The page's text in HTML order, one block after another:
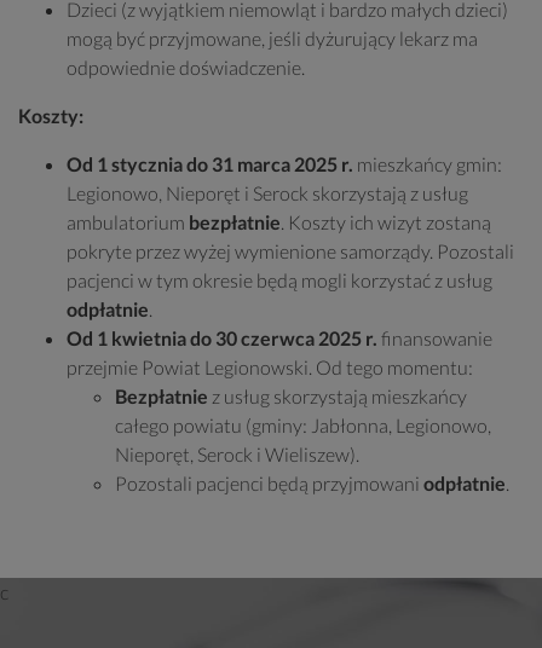
Dzieci (z wyjątkiem niemowląt i bardzo małych dzieci)
mogą być przyjmowane, jeśli dyżurujący lekarz ma
odpowiednie doświadczenie.
Koszty:
Od 1 stycznia do 31 marca 2025 r. mieszkańcy gmin:
Legionowo, Nieporęt i Serock skorzystają z usług
ambulatorium bezpłatnie. Koszty ich wizyt zostaną
pokryte przez wyżej wymienione samorządy. Pozostali
pacjenci w tym okresie będą mogli korzystać z usług
odpłatnie.
Od 1 kwietnia do 30 czerwca 2025 r. finansowanie
przejmie Powiat Legionowski. Od tego momentu:
Bezpłatnie z usług skorzystają mieszkańcy
całego powiatu (gminy: Jabłonna, Legionowo,
Nieporęt, Serock i Wieliszew).
Pozostali pacjenci będą przyjmowani odpłatnie.